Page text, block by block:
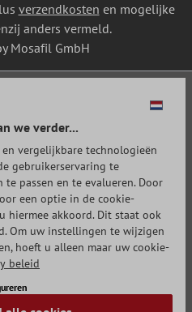
verzendkosten en mogelijke
anders vermeld.
Mosafil GmbH
we verder...
vergelijkbare technologieën
gebruikerservaring te
passen en te evalueren. Door
een optie in de cookie-
hiermee akkoord. Dit staat ook
Om uw instellingen te wijzigen
hoeft u alleen maar uw cookie-
beleid